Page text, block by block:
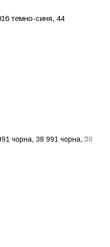
темно-синя, 44